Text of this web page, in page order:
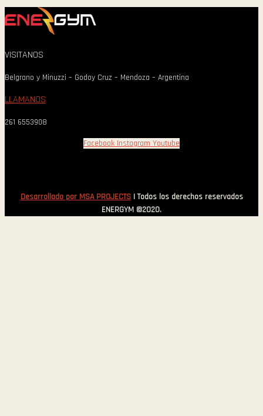
VISITANOS
Belgrano y Minuzzi – Godoy Cruz – Mendoza – Argentina
LLAMANOS
261 6553908
Facebook Instagram Youtube
Desarrollado por MSA PROJECTS| Todos los derechos reservados
ENERGYM ©2020.